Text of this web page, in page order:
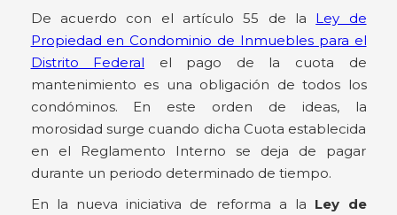
De acuerdo con el artículo 55 de la Ley de
Propiedad en Condominio de Inmuebles para el
Distrito Federal el pago de la cuota de
mantenimiento es una obligación de todos los
condóminos. En este orden de ideas, la
morosidad surge cuando dicha Cuota establecida
en el Reglamento Interno se deja de pagar
durante un periodo determinado de tiempo.
En la nueva iniciativa de reforma a la Ley de